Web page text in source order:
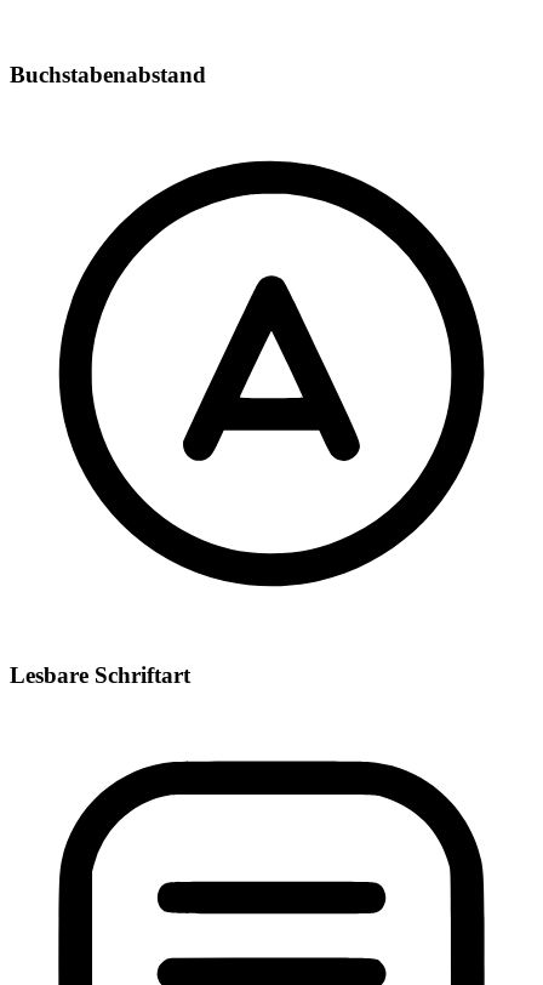
Buchstabenabstand
Lesbare Schriftart